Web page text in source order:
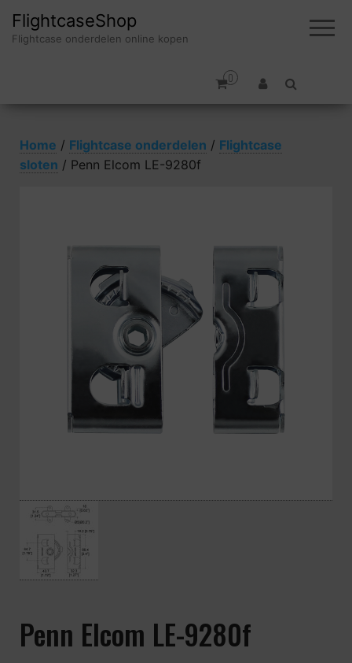
FlightcaseShop
Flightcase onderdelen online kopen
0
Home / Flightcase onderdelen / Flightcase
sloten / Penn Elcom LE-9280f
Penn Elcom LE-9280f